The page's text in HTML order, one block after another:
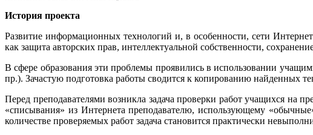
История проекта
Развитие информационных технологий и, в особенности, сети
как защита авторских прав, интеллектуальной собственности,
В сфере образования эти проблемы проявились в использовании
пр.). Зачастую подготовка работы сводится к копированию найденных
Перед преподавателями возникла задача проверки работ учащихся на
«списывания» из Интернета преподавателю, использующему
количестве проверяемых работ задача становится практически